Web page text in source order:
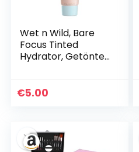
Wet n Wild, Bare
Focus Tinted
Hydrator, Getönte
Hyaluronsäure und
mittlere Deckkraft,
€5.00